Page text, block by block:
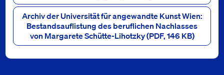
Archiv der Universität für angewandte Kunst Wien:
Bestandsauflistung des beruflichen Nachlasses
von Margarete Schütte-Lihotzky(PDF, 146 KB)